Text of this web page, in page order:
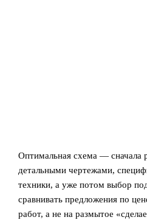
Оптимальная схема — сначала
детальными чертежами,
техники, а уже потом выбор
сравнивать предложения по
работ, а не на размытое